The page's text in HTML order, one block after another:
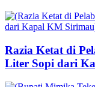
Razia Ketat di
Liter Sopi dari